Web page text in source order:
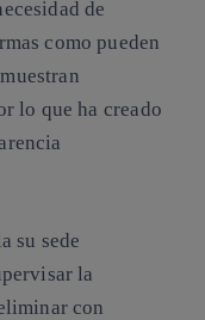
de
como pueden
lo que ha creado
su sede
la
con